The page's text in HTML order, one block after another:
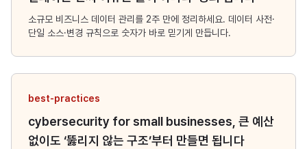
소규모 비즈니스 데이터 관리를 2주 만에 정리하세요. 데이터 사전·
단일 소스·변경 규칙으로 숫자가 바로 믿기게 만듭니다.
best-practices
cybersecurity for small businesses, 큰 예산
없이도 ‘뚫리지 않는 구조’부터 만들면 됩니다